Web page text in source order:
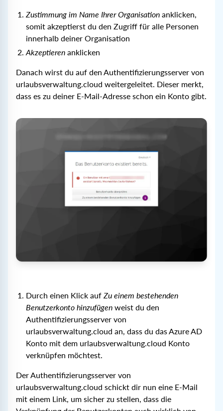
Zustimmung im Name Ihrer Organisation anklicken,
somit akzeptierst du den Zugriff für alle Personen
innerhalb deiner Organisation
Akzeptieren anklicken
Danach wirst du auf den Authentifizierungsserver von
urlaubsverwaltung.cloud weitergeleitet. Dieser merkt,
dass es zu deiner E-Mail-Adresse schon ein Konto gibt.
Durch einen Klick auf Zu einem bestehenden
Benutzerkonto hinzufügen weist du den
Authentifizierungsserver von
urlaubsverwaltung.cloud an, dass du das Azure AD
Konto mit dem urlaubsverwaltung.cloud Konto
verknüpfen möchtest.
Der Authentifizierungsserver von
urlaubsverwaltung.cloud schickt dir nun eine E-Mail
mit einem Link, um sicher zu stellen, dass die